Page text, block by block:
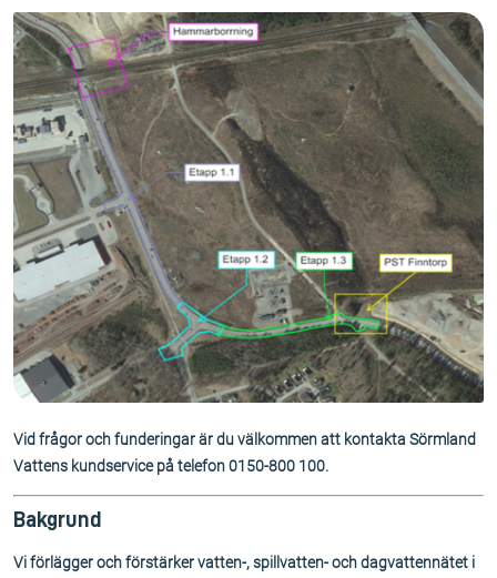
Vid frågor och funderingar är du välkommen att kontakta Sörmland
Vattens kundservice på telefon 0150-800 100.
Bakgrund
Vi förlägger och förstärker vatten-, spillvatten- och dagvattennätet i